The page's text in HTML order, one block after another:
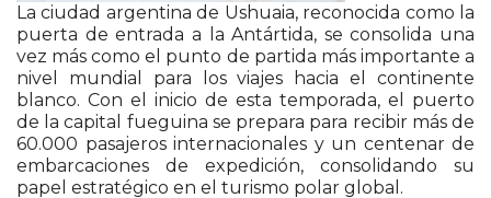
La ciudad argentina de Ushuaia, reconocida como la
puerta de entrada a la Antártida, se consolida una
vez más como el punto de partida más importante a
nivel mundial para los viajes hacia el continente
blanco. Con el inicio de esta temporada, el puerto
de la capital fueguina se prepara para recibir más de
60.000 pasajeros internacionales y un centenar de
embarcaciones de expedición, consolidando su
papel estratégico en el turismo polar global.